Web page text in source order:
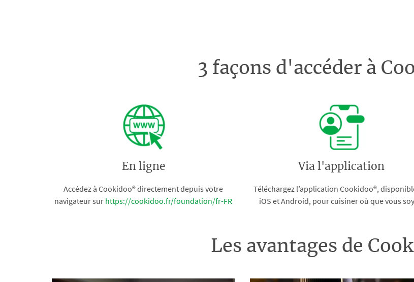
3 façons d'accéder à
En ligne
Accédez à Cookidoo® directement depuis votre
navigateur sur https://cookidoo.fr/foundation/fr-FR
Via l'application
Téléchargez l’application Cookidoo®,
iOS et Android, pour cuisiner où que vous
Les avantages de